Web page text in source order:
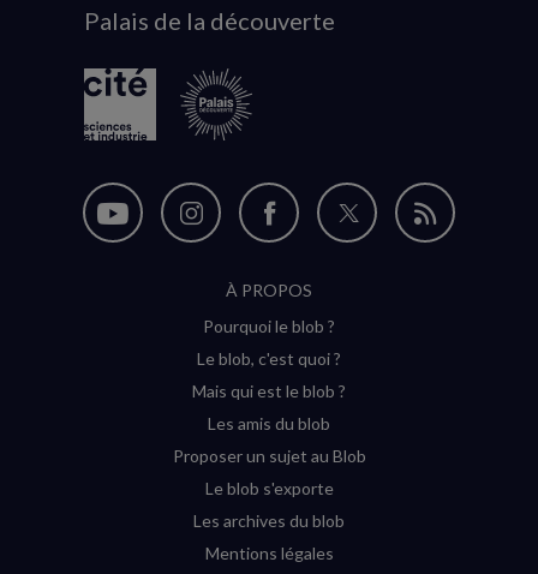
logo
Palais de la découverte
Nous
Nous
Instagram
(nouvelle
Nous
sur
Facebook
(nouvelle
Nous
Flux
À PROPOS
Pourquoi le blob ?
Le blob, c'est quoi ?
Mais qui est le blob ?
Les amis du blob
Proposer un sujet au Blob
Le blob s'exporte
Les archives du blob
Mentions légales